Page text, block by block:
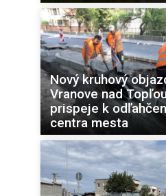
Nový kruhový
Vranove nad
prispeje k
centra mesta